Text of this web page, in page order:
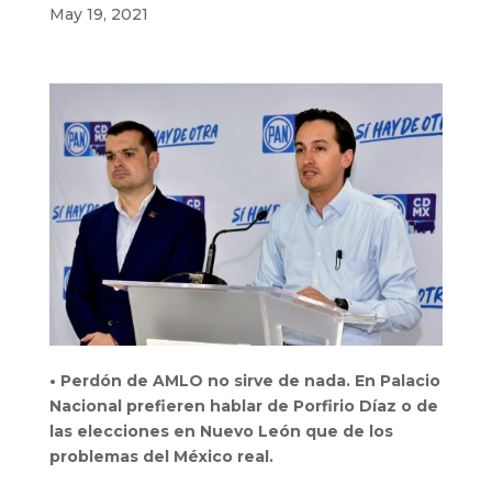
May 19, 2021
• Perdón de AMLO no sirve de nada. En Palacio
Nacional prefieren hablar de Porfirio Díaz o de
las elecciones en Nuevo León que de los
problemas del México real.